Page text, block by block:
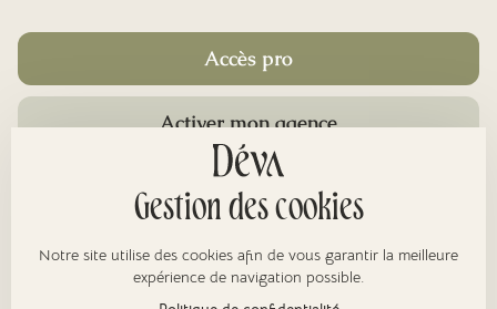
Accès pro
Activer mon agence
Gestion des cookies
Notre site utilise des cookies afin de vous garantir la meilleure
expérience de navigation possible.